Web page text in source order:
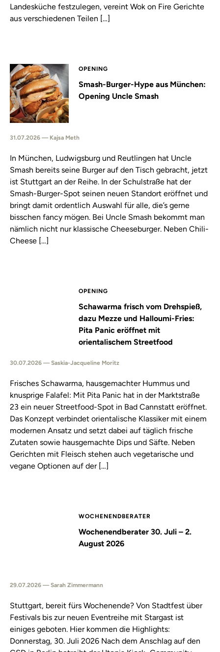
Landesküche festzulegen, vereint Wok on Fire Gerichte
aus verschiedenen Teilen […]
OPENING
Smash-Burger-Hype aus München:
Opening Uncle Smash
31.07.2026 — Kajsa Meth
In München, Ludwigsburg und Reutlingen hat Uncle
Smash bereits seine Burger auf den Tisch gebracht, jetzt
ist Stuttgart an der Reihe. In der Schulstraße hat der
Smash-Burger-Spot seinen neuen Standort eröffnet und
bringt damit ordentlich Auswahl für alle, die’s gerne
bisschen fancy mögen. Bei Uncle Smash bekommt man
nämlich nicht nur klassische Cheeseburger. Neben Chili-
Cheese […]
OPENING
Schawarma frisch vom Drehspieß,
dazu Mezze und Halloumi-Fries:
Pita Panic eröffnet mit
orientalischem Streetfood
30.07.2026 — Saskia-Jacqueline Moritz
Frisches Schawarma, hausgemachter Hummus und
knusprige Falafel: Mit Pita Panic hat in der Marktstraße
23 ein neuer Streetfood-Spot in Bad Cannstatt eröffnet.
Das Konzept verbindet orientalische Klassiker mit einem
modernen Ansatz und setzt dabei auf täglich frische
Zutaten sowie hausgemachte Dips und Säfte. Neben
Gerichten mit Fleisch stehen auch vegetarische und
vegane Optionen auf der […]
WOCHENENDBERATER
Wochenendberater 30. Juli – 2.
August 2026
29.07.2026 — Sarah Zimmermann
Stuttgart, bereit fürs Wochenende? Von Stadtfest über
Festivals bis zur neuen Eventreihe mit Stargast ist
einiges geboten. Hier kommen die Highlights:
Donnerstag, 30. Juli 2026 Nach dem Anschlag auf den